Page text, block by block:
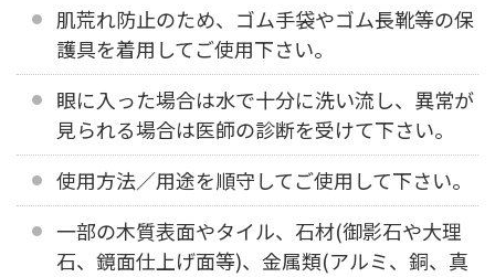
肌荒れ防止のため、ゴム手袋やゴム長靴等の保
護具を着用してご使用下さい。
眼に入った場合は水で十分に洗い流し、異常が
見られる場合は医師の診断を受けて下さい。
使用方法／用途を順守してご使用して下さい。
一部の木質表面やタイル、石材(御影石や大理
石、鏡面仕上げ面等)、金属類(アルミ、銅、真